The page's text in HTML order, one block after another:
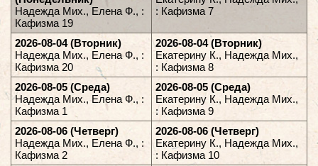
Надежда Мих., Елена Ф., :
Кафизма 19
: Кафизма 7
2026-08-04 (Вторник)
Надежда Мих., Елена Ф., :
Кафизма 20
2026-08-04 (Вторник)
Екатерину К., Надежда Мих.,
: Кафизма 8
2026-08-05 (Среда)
Надежда Мих., Елена Ф., :
Кафизма 1
2026-08-05 (Среда)
Екатерину К., Надежда Мих.,
: Кафизма 9
2026-08-06 (Четверг)
Надежда Мих., Елена Ф., :
Кафизма 2
2026-08-06 (Четверг)
Екатерину К., Надежда Мих.,
: Кафизма 10